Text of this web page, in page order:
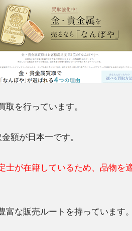
取を行っています。
額が日本一です。
士が在籍しているため、品物を
な販売ルートを持っています。